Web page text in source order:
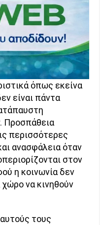
όπως εκείνα
είναι πάντα
Προσπάθεια
περισσότερες
ανασφάλεια όταν
στον
η κοινωνία δεν
να κινηθούν
τους